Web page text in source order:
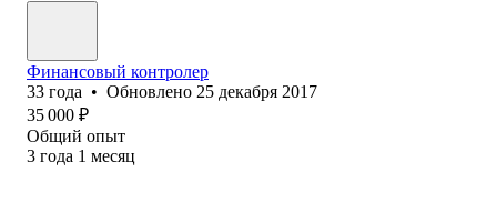
Финансовый контролер
33 года • Обновлено 25 декабря 2017
35 000 ₽
Общий опыт
3 года 1 месяц